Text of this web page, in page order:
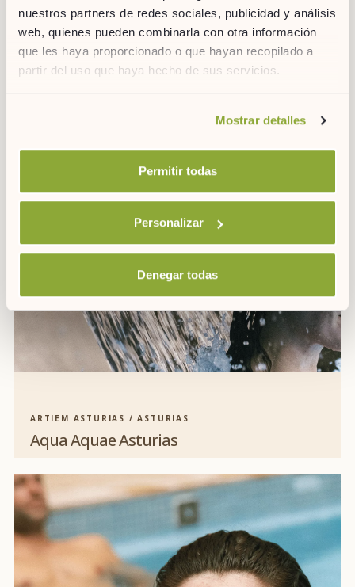
nuestros partners de redes sociales, publicidad y análisis
web, quienes pueden combinarla con otra información
que les haya proporcionado o que hayan recopilado a
partir del uso que haya hecho de sus servicios.
Mostrar detalles
Permitir todas
Personalizar
Denegar todas
ARTIEM ASTURIAS / ASTURIAS
Sprunch
ARTIEM ASTURIAS / ASTURIAS
Aqua Aquae Asturias